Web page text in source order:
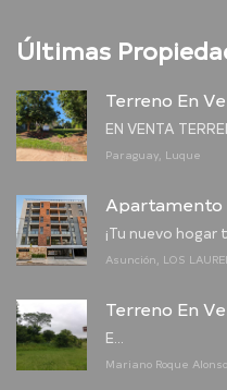
Últimas
Terreno En
EN VENTA
Paraguay, Luque
Apartamento
¡Tu nuevo hogar
Asunción, LOS
Terreno En
E...
Mariano Roque